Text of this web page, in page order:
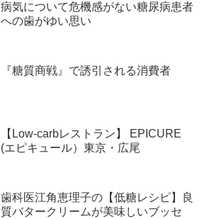
病気について危機感がない糖尿病患者
への歯がゆい思い
『糖質商戦』で誘引される消費者
【Low-carbレストラン】 EPICURE
(エピキュール）東京・広尾
歯科医江角恵理子の【低糖レシピ】良
質バタークリームが美味しいブッセ